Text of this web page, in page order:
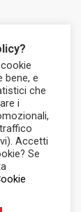
bene, e
che
i
Accetti
Se